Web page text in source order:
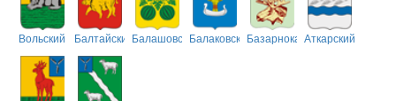
Вольский БалтайскийБалашовскийБалаковскийБазарнокарабулакский
Аткарский